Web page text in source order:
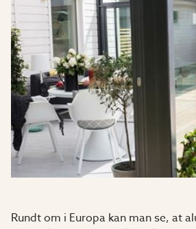
Rundt om i Europa kan man se, at